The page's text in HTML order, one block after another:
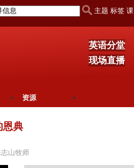
主题 标签 课
英语分堂
现场直播
资源
恩典
山牧师